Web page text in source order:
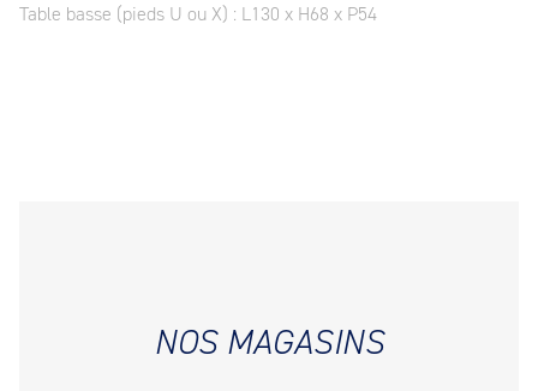
Table basse (pieds U ou X) : L130 x H68 x P54
NOS MAGASINS